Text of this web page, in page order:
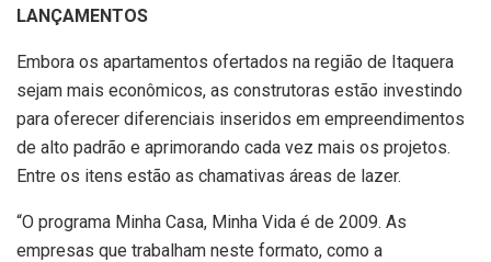
LANÇAMENTOS
Embora os apartamentos ofertados na região de Itaquera
sejam mais econômicos, as construtoras estão investindo
para oferecer diferenciais inseridos em empreendimentos
de alto padrão e aprimorando cada vez mais os projetos.
Entre os itens estão as chamativas áreas de lazer.
“O programa Minha Casa, Minha Vida é de 2009. As
empresas que trabalham neste formato, como a